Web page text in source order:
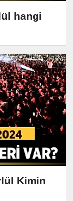
hangi
Kimin